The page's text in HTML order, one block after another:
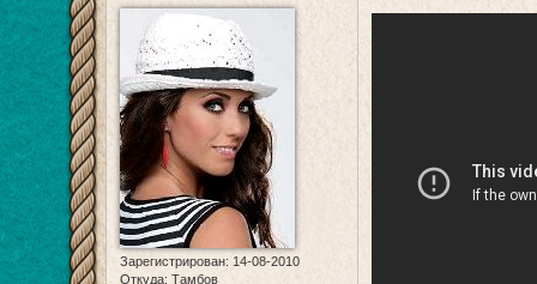
Зарегистрирован: 14-08-2010
Откуда: Тамбов